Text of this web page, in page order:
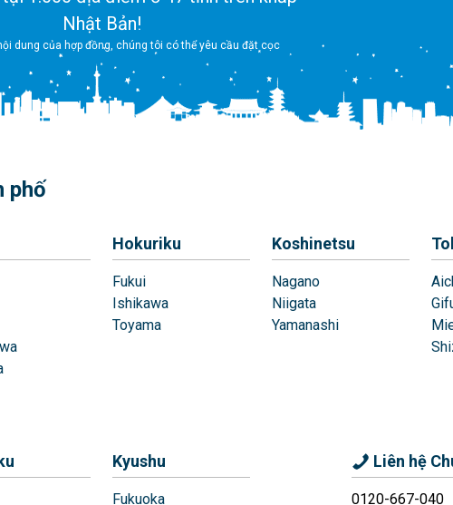
Nhật Bản!
dung của hợp đồng, chúng tôi có thể yêu cầu đặt cọc
phố
Hokuriku
Fukui
Ishikawa
Toyama
Koshinetsu
Nagano
Niigata
Yamanashi
Kyushu
Fukuoka
Liên hệ
0120-667-040